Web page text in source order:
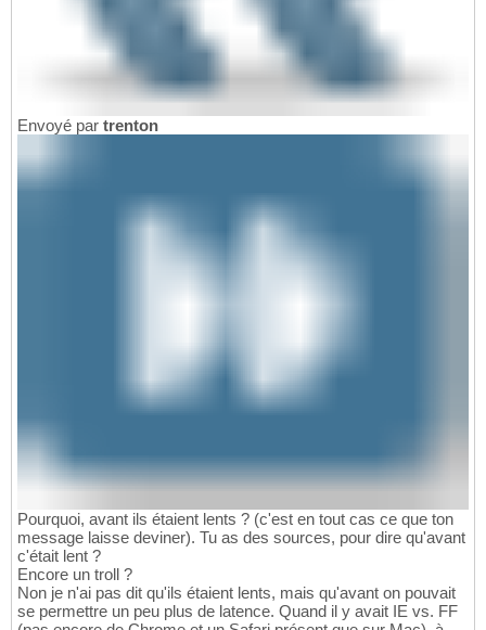
Envoyé par trenton
Pourquoi, avant ils étaient lents ? (c'est en tout cas ce que ton
message laisse deviner). Tu as des sources, pour dire qu'avant
c'était lent ?
Encore un troll ?
Non je n'ai pas dit qu'ils étaient lents, mais qu'avant on pouvait
se permettre un peu plus de latence. Quand il y avait IE vs. FF